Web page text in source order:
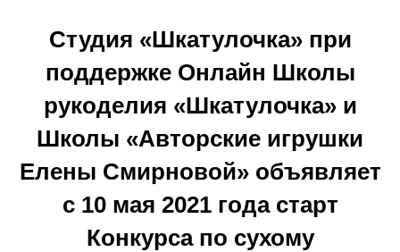
Студия «Шкатулочка» при
поддержке Онлайн Школы
рукоделия «Шкатулочка» и
Школы «Авторские игрушки
Елены Смирновой» объявляет
с 10 мая 2021 года старт
Конкурса по сухому